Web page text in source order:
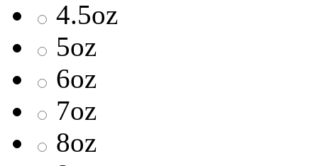
4.5oz
5oz
6oz
7oz
8oz